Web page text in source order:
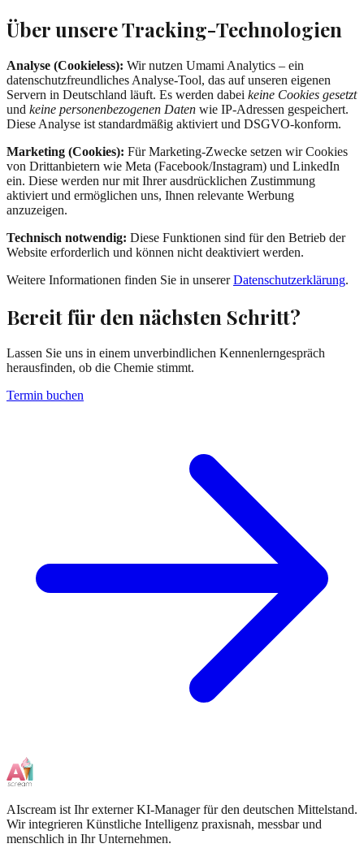
Über unsere Tracking-Technologien
Analyse (Cookieless): Wir nutzen Umami Analytics – ein
datenschutzfreundliches Analyse-Tool, das auf unseren eigenen
Servern in Deutschland läuft. Es werden dabei keine Cookies gesetzt
und keine personenbezogenen Daten wie IP-Adressen gespeichert.
Diese Analyse ist standardmäßig aktiviert und DSGVO-konform.
Marketing (Cookies): Für Marketing-Zwecke setzen wir Cookies
von Drittanbietern wie Meta (Facebook/Instagram) und LinkedIn
ein. Diese werden nur mit Ihrer ausdrücklichen Zustimmung
aktiviert und ermöglichen uns, Ihnen relevante Werbung
anzuzeigen.
Technisch notwendig: Diese Funktionen sind für den Betrieb der
Website erforderlich und können nicht deaktiviert werden.
Weitere Informationen finden Sie in unserer Datenschutzerklärung.
Bereit für den nächsten Schritt?
Lassen Sie uns in einem unverbindlichen Kennenlerngespräch
herausfinden, ob die Chemie stimmt.
Termin buchen
AIscream ist Ihr externer KI-Manager für den deutschen Mittelstand.
Wir integrieren Künstliche Intelligenz praxisnah, messbar und
menschlich in Ihr Unternehmen.